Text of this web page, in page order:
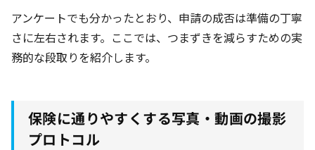
アンケートでも分かったとおり、申請の成否は準備の丁寧
さに左右されます。ここでは、つまずきを減らすための実
務的な段取りを紹介します。
保険に通りやすくする写真・動画の撮影
プロトコル